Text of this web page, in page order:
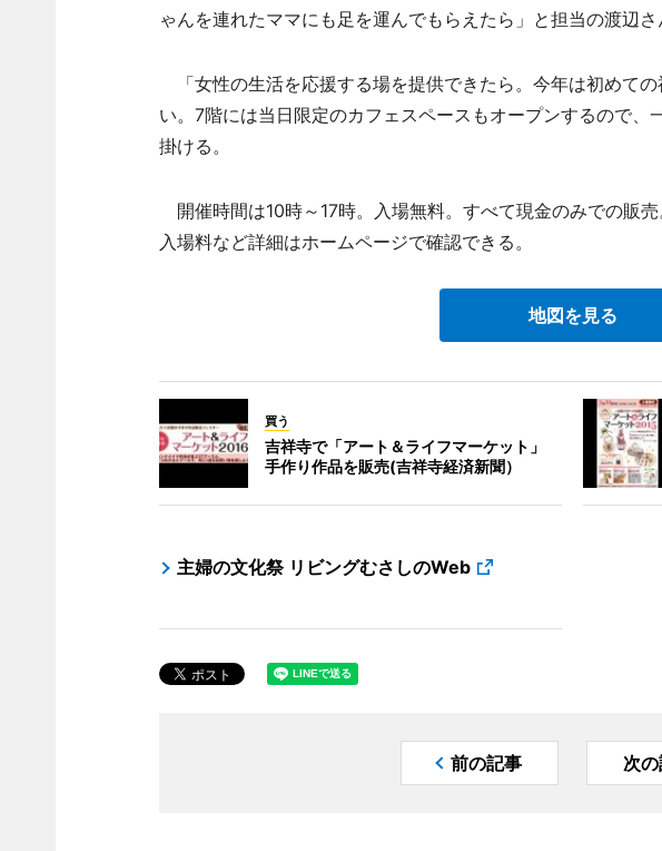
ゃんを連れたママにも足を運んでもらえたら」と担当の渡辺さ
「女性の生活を応援する場を提供できたら。今年は初めて
い。7階には当日限定のカフェスペースもオープンするので、
掛ける。
開催時間は10時～17時。入場無料。すべて現金のみでの販売
入場料など詳細はホームページで確認できる。
地図を見る
買う
吉祥寺で「アート＆ライフマーケット」
手作り作品を販売(吉祥寺経済新聞）
主婦の文化祭 リビングむさしのWeb
前の記事 次